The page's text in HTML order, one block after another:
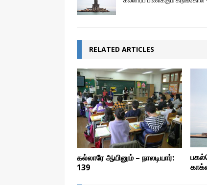
RELATED ARTICLES
கல்லாரே ஆயினும் – நாலடியார்:
139